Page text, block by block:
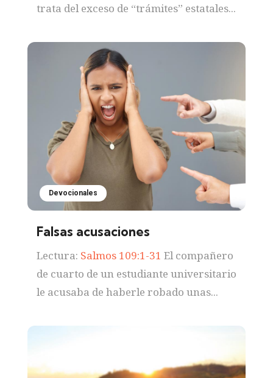
trata del exceso de “trámites” estatales...
Devocionales
Falsas acusaciones
Lectura: Salmos 109:1-31 El compañero
de cuarto de un estudiante universitario
le acusaba de haberle robado unas...